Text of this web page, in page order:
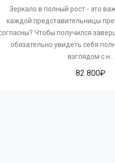
Зеркало в полный рост - это
каждой представительницы
Чтобы получился
обязательно увидеть себя
взглядом с н..
82 800₽